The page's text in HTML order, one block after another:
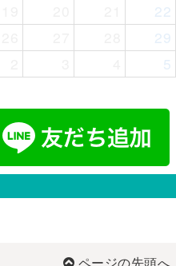
22
29
5